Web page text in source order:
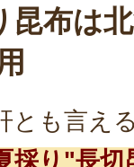
昆布は
とも言え
採り"長切